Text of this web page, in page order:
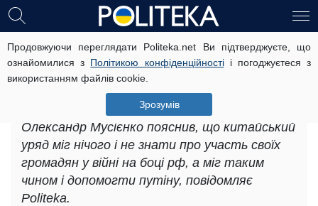
Продовжуючи переглядати Politeka.net Ви підтверджуєте, що
ознайомилися з Політикою конфіденційностіі погоджуєтеся з
використанням файлів cookie.
Зрозумів
ЗСУ взяли китайців у полон на
Донбасі: експерт розповів про три
версії
Політичний експерт і військовослужбовець
Олександр Мусієнко пояснив, що китайський
уряд міг нічого і не знати про участь своїх
громадян у війні на боці рф, а міг таким
чином і допомогти путіну, повідомляє
Politeka.